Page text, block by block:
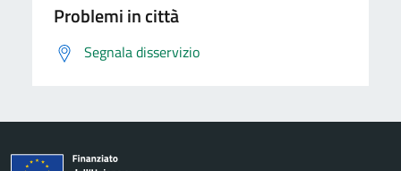
Problemi in città
Segnala disservizio